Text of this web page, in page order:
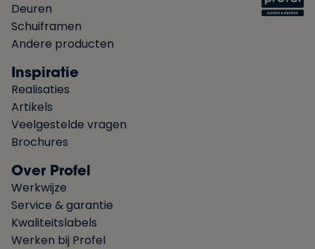
Deuren
Schuiframen
Andere producten
Inspiratie
Realisaties
Artikels
Veelgestelde vragen
Brochures
Over Profel
Werkwijze
Service & garantie
Kwaliteitslabels
Werken bij Profel